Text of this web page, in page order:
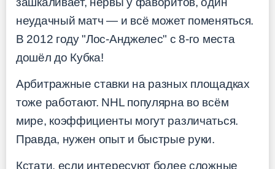
неудачный матч — и всё может поменяться.
В 2012 году "Лос-Анджелес" с 8-го места
дошёл до Кубка!
Арбитражные ставки на разных площадках
тоже работают. NHL популярна во всём
мире, коэффициенты могут различаться.
Правда, нужен опыт и быстрые руки.
Кстати, если интересуют более сложные